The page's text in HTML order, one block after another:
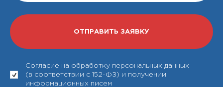
Согласие на обработку персональных данных
(в соответствии с 152-ФЗ) и получении
информационных писем